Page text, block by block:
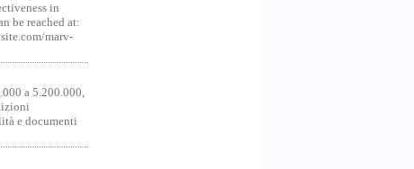
in
be reached at:
marv-
a 5.200.000,
e documenti